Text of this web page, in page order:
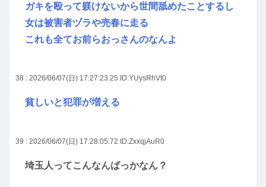
ガキを殴って躾けないから世間舐めたことするし
女は被害者ヅラや売春に走る
これも全てお前らおっさんのなんよ
38 : 2026/06/07(日) 17:27:23.25 ID:YUysRhVt0
貧しいと犯罪が増える
39 : 2026/06/07(日) 17:28:05.72 ID:ZxxqjAuR0
埼玉人ってこんなんばっかなん？